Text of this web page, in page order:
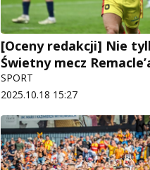
[Oceny redakcji] Nie
Świetny mecz
SPORT
2025.10.18 15:27